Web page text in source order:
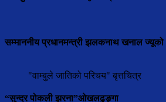
सम्माननीय प्रधानमन्त्री झलकनाथ खनाल ज्यूको
"वाम्बुले जातिको परिचय" बृत्तचित्र
“सुन्दर पोकली झरना”ओखलढुङ्गा